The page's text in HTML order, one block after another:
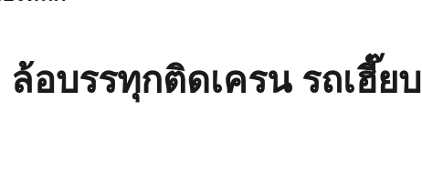
อบรรทุกติดเครน รถเฮี๊ยบ